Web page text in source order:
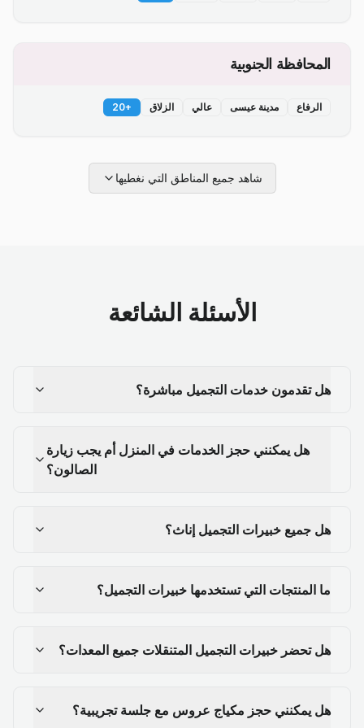
المحافظة الجنوبية
الرفاع مدينة عيسى عالي الزلاق +
20
شاهد جميع المناطق التي نغطيها
الأسئلة الشائعة
هل تقدمون خدمات التجميل مباشرة؟
هل يمكنني حجز الخدمات في المنزل أم يجب زيارة
الصالون؟
هل جميع خبيرات التجميل إناث؟
ما المنتجات التي تستخدمها خبيرات التجميل؟
هل تحضر خبيرات التجميل المتنقلات جميع المعدات؟
هل يمكنني حجز مكياج عروس مع جلسة تجريبية؟